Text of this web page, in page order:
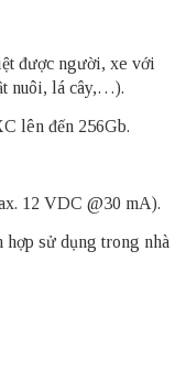
được người, xe với
nuôi, lá cây,…).
lên đến 256Gb.
12 VDC @30 mA).
hợp sử dụng trong nhà